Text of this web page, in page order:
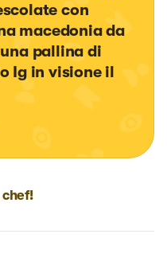
con
macedonia da
pallina di
Ig in visione il